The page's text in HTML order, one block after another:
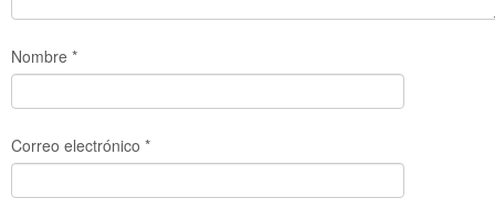
Nombre *
Correo electrónico *